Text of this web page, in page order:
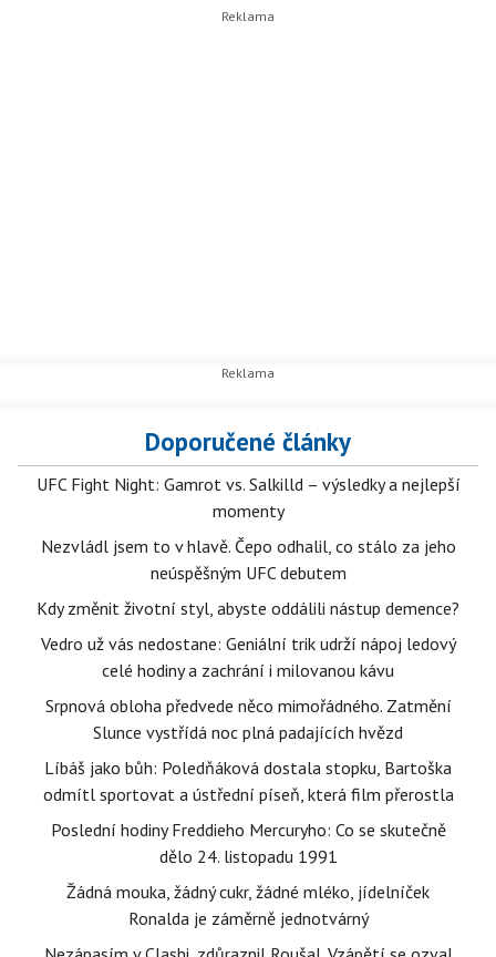
Doporučené články
UFC Fight Night: Gamrot vs. Salkilld – výsledky a nejlepší
momenty
Nezvládl jsem to v hlavě. Čepo odhalil, co stálo za jeho
neúspěšným UFC debutem
Kdy změnit životní styl, abyste oddálili nástup demence?
Vedro už vás nedostane: Geniální trik udrží nápoj ledový
celé hodiny a zachrání i milovanou kávu
Srpnová obloha předvede něco mimořádného. Zatmění
Slunce vystřídá noc plná padajících hvězd
Líbáš jako bůh: Poledňáková dostala stopku, Bartoška
odmítl sportovat a ústřední píseň, která film přerostla
Poslední hodiny Freddieho Mercuryho: Co se skutečně
dělo 24. listopadu 1991
Žádná mouka, žádný cukr, žádné mléko, jídelníček
Ronalda je záměrně jednotvárný